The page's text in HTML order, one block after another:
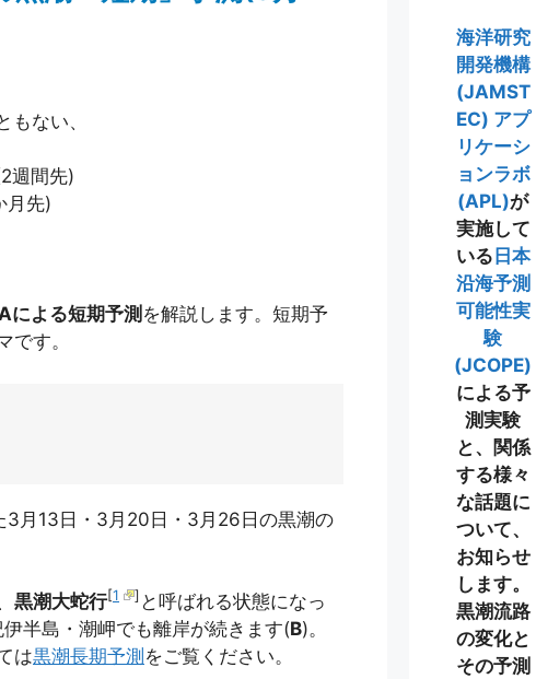
もない、
週間先)
月先)
による短期予測 を解説します。短期予
です。
3月13日・3月20日・3月26日の黒潮の
黒潮大蛇行[1 ] と呼ばれる状態になっ
半島・潮岬でも離岸が続きます(B)。
は黒潮長期予測 をご覧ください。
海洋研究
開発機構
(JAMST
EC) アプ
リケーシ
ョンラボ
(APL)が
実施して
いる 日本
沿海予測
可能性実
験
(JCOPE)
による予
測実験
と、関係
する様々
な話題に
ついて、
お知らせ
します。
黒潮流路
の変化と
その予測